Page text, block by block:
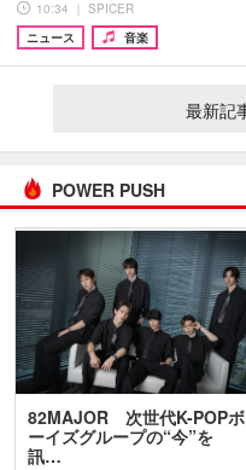
10:34 ｜ SPICER
ニュース
音楽
最新記
POWER PUSH
82MAJOR 次世代K-POPボ
ーイズグループの“今”を
訊…